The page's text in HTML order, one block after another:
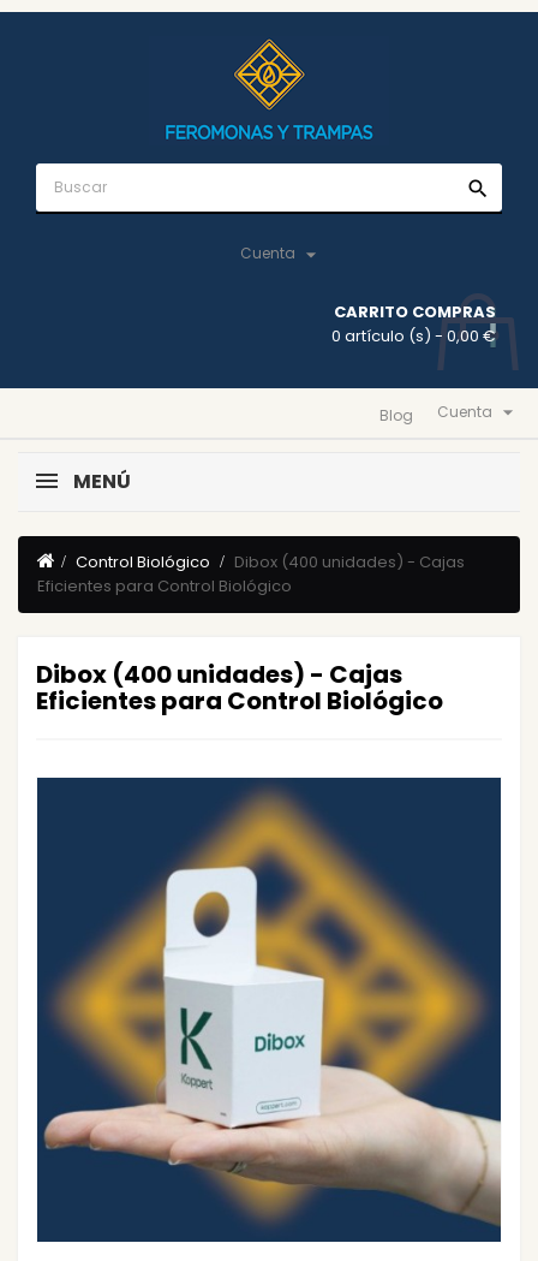
search
Cuenta 
CARRITO COMPRAS
0 artículo (s) - 0,00 €
Cuenta 
Blog
MENÚ
Control Biológico
Dibox (400 unidades) - Cajas
Eficientes para Control Biológico
Dibox (400 unidades) - Cajas
Eficientes para Control Biológico